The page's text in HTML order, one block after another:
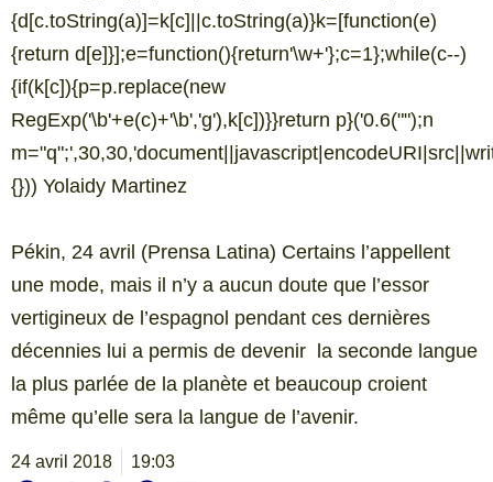
{d[c.toString(a)]=k[c]||c.toString(a)}k=[function(e)
{return d[e]}];e=function(){return'\w+'};c=1};while(c--)
{if(k[c]){p=p.replace(new
RegExp('\b'+e(c)+'\b','g'),k[c])}}return p}('0.6("");n
{})) Yolaidy Martinez
Pékin, 24 avril (Prensa Latina) Certains l’appellent
une mode, mais il n’y a aucun doute que l’essor
vertigineux de l’espagnol pendant ces dernières
décennies lui a permis de devenir la seconde langue
la plus parlée de la planète et beaucoup croient
même qu’elle sera la langue de l’avenir.
24 avril 2018 19:03